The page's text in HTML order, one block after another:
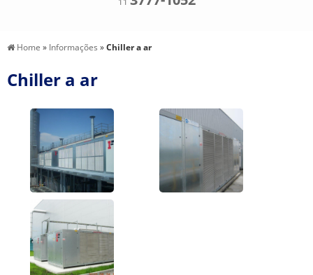
Home » Informações »Chiller a ar
Chiller a ar